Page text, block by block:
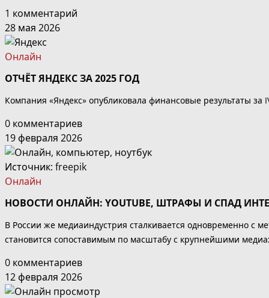
1 комментарий
28 мая 2026
Онлайн
ОТЧЁТ ЯНДЕКС ЗА 2025 ГОД
Компания «Яндекс» опубликовала финансовые результаты
0 комментариев
19 февраля 2026
Источник: freepik
Онлайн
НОВОСТИ ОНЛАЙН: YOUTUBE, ШТРАФЫ И СПАД
В России же медиаиндустрия сталкивается одновременно с
становится сопоставимым по масштабу с крупнейшими
0 комментариев
12 февраля 2026